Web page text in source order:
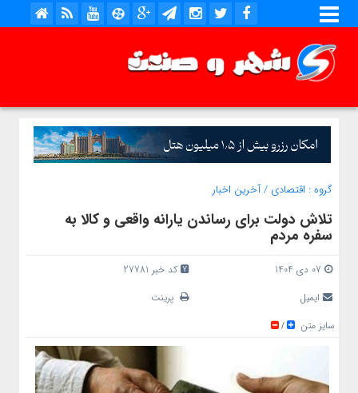
گروه : اقتصادی /آخرین اخبار
تلاش دولت برای رساندن یارانه واقعی و کالا به
سفره مردم
07 دی 1404
کد خبر 27781
ایمیل
پرینت
سایز متن
/